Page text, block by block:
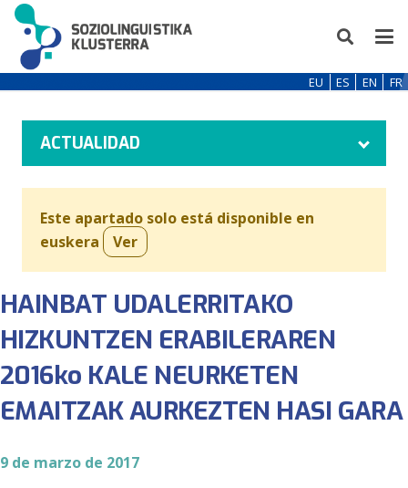
EU ES EN FR
ACTUALIDAD
Este apartado solo está disponible en
euskera
Ver
HAINBAT UDALERRITAKO
HIZKUNTZEN ERABILERAREN
2016ko KALE NEURKETEN
EMAITZAK AURKEZTEN HASI GARA
9 de marzo de 2017